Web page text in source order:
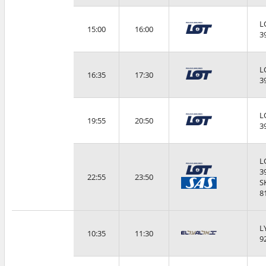
15:00 16:00
16:35 17:30
19:55 20:50
22:55 23:50
10:35 11:30